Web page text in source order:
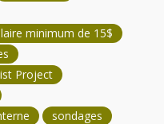
minimum de 15$
Project
sondages